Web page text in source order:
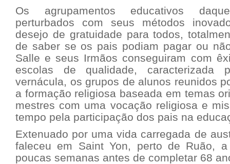
Os agrupamentos educativos
perturbados com seus métodos
desejo de gratuidade para todos,
de saber se os pais podiam pagar ou
Salle e seus Irmãos conseguiram com
escolas de qualidade,
vernácula, os grupos de alunos reunidos
a formação religiosa baseada em temas
mestres com uma vocação religiosa e
tempo pela participação dos pais na
Extenuado por uma vida carregada de
faleceu em Saint Yon, perto de Ruão,
poucas semanas antes de completar 68